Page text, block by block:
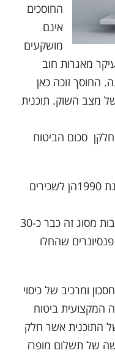
החוסכים
אינם
מושקעים
מאגרות חוב
החוסך זוכה כאן
מצב השוק. תוכנית
סכום הביטוח
אלו תוכניות אשר שווקו עד סוף שנת 1990הן לשכירים
יש לציין כי קיימים בשוק תוכניות רבות מסוג זה כבר כ-30
בני 50+ ואף פנסיונרים שהחלו
ומרכיב של כיסוי
המקצועית ביטוח
התוכנית אשר חלק
של תשלום מופרז